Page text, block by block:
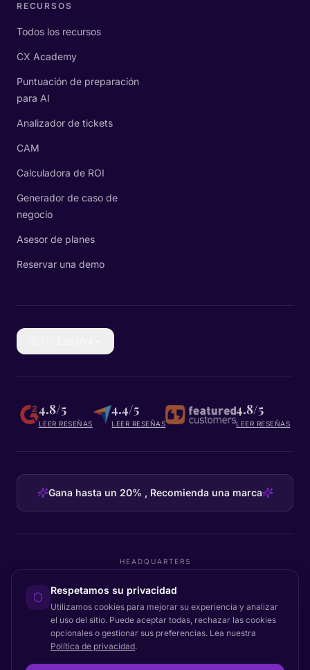
RECURSOS
Todos los recursos
CX Academy
Puntuación de preparación
para AI
Analizador de tickets
CAM
Calculadora de ROI
Generador de caso de
negocio
Asesor de planes
Reservar una demo
4.8/5
LEER RESEÑAS
4.4/5
LEER RESEÑAS
4.8/5
LEER RESEÑAS
Gana hasta un 20% , Recomienda una marca
HEADQUARTERS
C/O GRROW, Pilestræde 52A
© 2026 Certainly. Todos los derechos reservados.
Respetamos su privacidad
Utilizamos cookies para mejorar su experiencia y analizar
el uso del sitio. Puede aceptar todas, rechazar las cookies
opcionales o gestionar sus preferencias. Lea nuestra
Política de privacidad.